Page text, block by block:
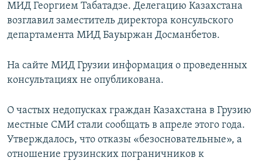
МИД Георгием Табатадзе. Делегацию Казахстана
возглавил заместитель директора консульского
департамента МИД Бауыржан Досманбетов.
На сайте МИД Грузии информация о проведенных
консультациях не опубликована.
О частых недопусках граждан Казахстана в Грузию
местные СМИ стали сообщать в апреле этого года.
Утверждалось, что отказы «безосновательные», а
отношение грузинских пограничников к